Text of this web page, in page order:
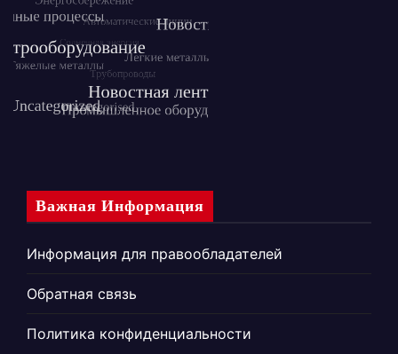
Важная Информация
Информация для правообладателей
Обратная связь
Политика конфиденциальности